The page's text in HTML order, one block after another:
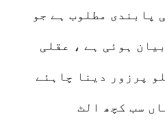
پابندی مطلوب ہے جو
ہوئی ہے ، عقلی
پرزور دینا چاہئے
سب کچھ الٹ